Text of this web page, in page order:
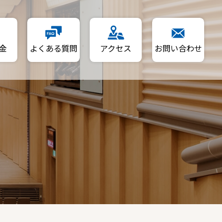
よくある質問 アクセス お問い合わせ